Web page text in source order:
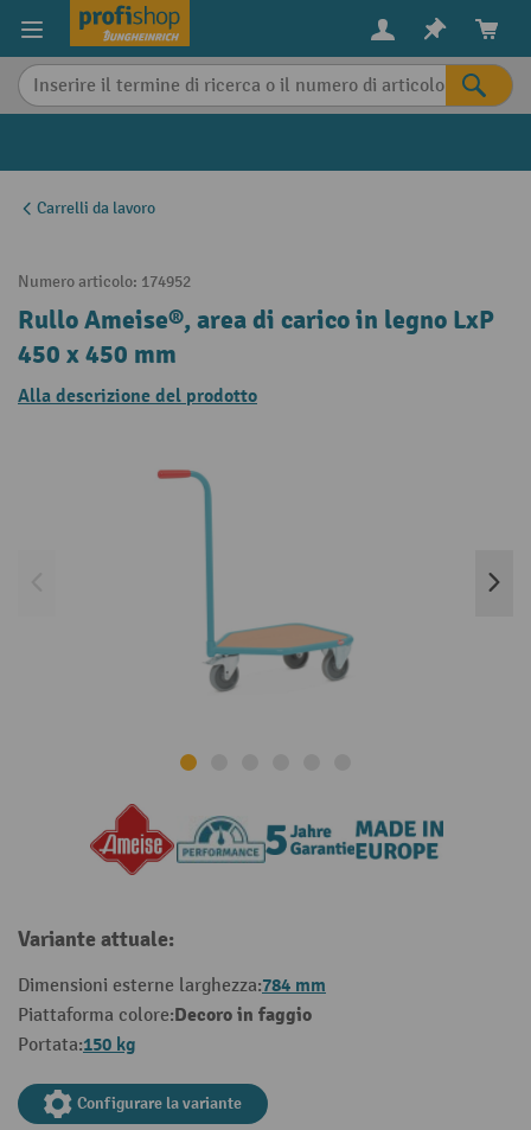
content
Carrelli da lavoro
Numero articolo: 174952
Rullo Ameise®, area di carico in legno LxP
450 x 450 mm
Alla descrizione del prodotto
Variante attuale:
Dimensioni esterne larghezza:784 mm
Piattaforma colore:Decoro in faggio
Portata:150 kg
Configurare la variante